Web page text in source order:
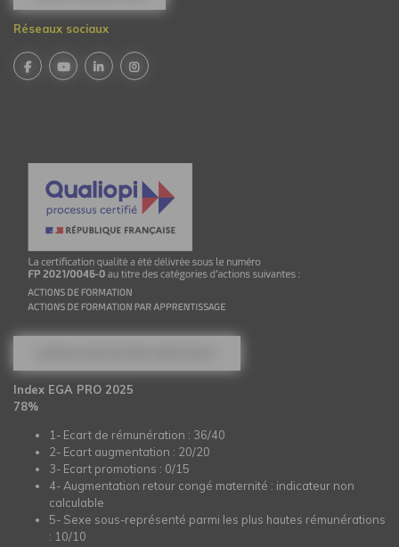
Réseaux sociaux
Index EGA PRO 2025
78%
1- Ecart de rémunération : 36/40
2- Ecart augmentation : 20/20
3- Ecart promotions : 0/15
4- Augmentation retour congé maternité : indicateur non
calculable
5- Sexe sous-représenté parmi les plus hautes rémunérations
: 10/10